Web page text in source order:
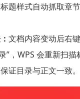
题样式自动抓取章
文档内容变动后右
”，WPS 会重新扫
证目录与正文一致。